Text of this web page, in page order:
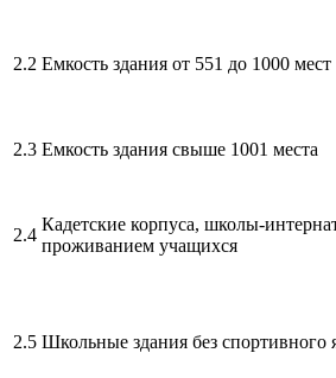
2.2 Емкость здания от 551 до 1000 мест
2.3 Емкость здания свыше 1001 места
2.4
Кадетские корпуса, школы-
проживанием учащихся
2.5 Школьные здания без спортивного